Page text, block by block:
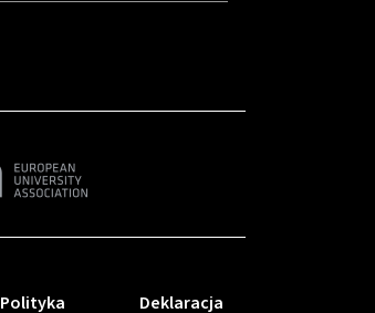
Deklaracja
Polityka